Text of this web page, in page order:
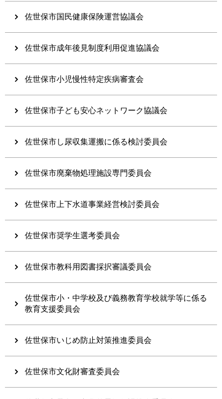
佐世保市国民健康保険運営協議会
佐世保市成年後見制度利用促進協議会
佐世保市小児慢性特定疾病審査会
佐世保市子ども安心ネットワーク協議会
佐世保市し尿収集運搬に係る検討委員会
佐世保市廃棄物処理施設専門委員会
佐世保市上下水道事業経営検討委員会
佐世保市奨学生選考委員会
佐世保市教科用図書採択審議委員会
佐世保市小・中学校及び義務教育学校就学等に係る
教育支援委員会
佐世保市いじめ防止対策推進委員会
佐世保市文化財審査委員会